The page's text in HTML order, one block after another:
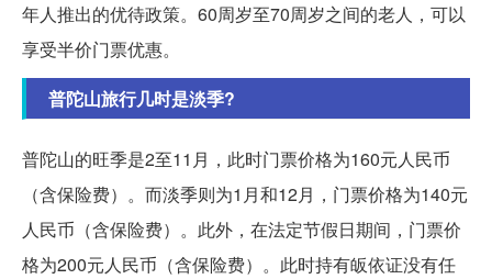
年人推出的优待政策。60周岁至70周岁之间的老人，可以
享受半价门票优惠。
普陀山旅行几时是淡季?
普陀山的旺季是2至11月，此时门票价格为160元人民币
（含保险费）。而淡季则为1月和12月，门票价格为140元
人民币（含保险费）。此外，在法定节假日期间，门票价
格为200元人民币（含保险费）。此时持有皈依证没有任